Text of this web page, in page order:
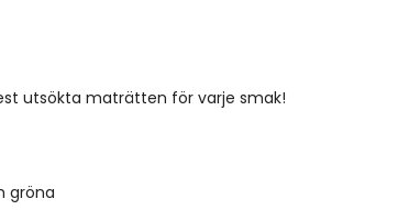
utsökta maträtten för varje smak!
gröna